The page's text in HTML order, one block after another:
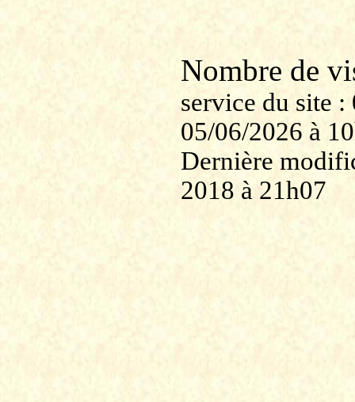
Nombre de
service du site
05/06/2026 à
Dernière
2018 à 21h07